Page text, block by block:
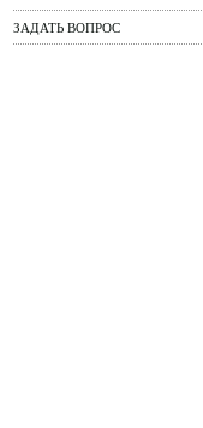
ЗАДАТЬ ВОПРОС